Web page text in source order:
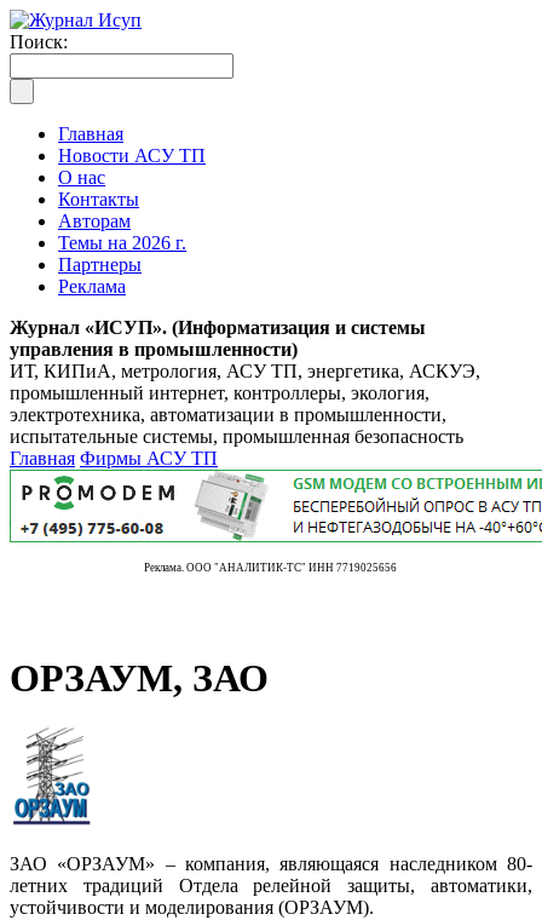
Поиск:
Главная
Новости АСУ ТП
О нас
Контакты
Авторам
Темы на 2026 г.
Партнеры
Реклама
Журнал «ИСУП». (Информатизация и системы
управления в промышленности)
ИТ, КИПиА, метрология, АСУ ТП, энергетика, АСКУЭ,
промышленный интернет, контроллеры, экология,
электротехника, автоматизации в промышленности,
испытательные системы, промышленная безопасность
Главная Фирмы АСУ ТП
Реклама. ООО "АНАЛИТИК-ТС" ИНН 7719025656
ОРЗАУМ, ЗАО
ЗАО «ОРЗАУМ» – компания, являющаяся наследником 80-
летних традиций Отдела релейной защиты, автоматики,
устойчивости и моделирования (ОРЗАУМ).